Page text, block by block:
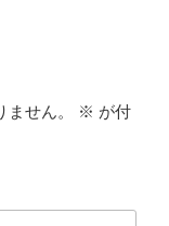
せん。 ※ が付